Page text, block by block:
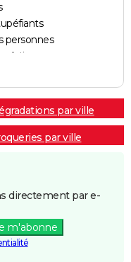
personnes
par ville
par ville
directement par e-
m'abonne